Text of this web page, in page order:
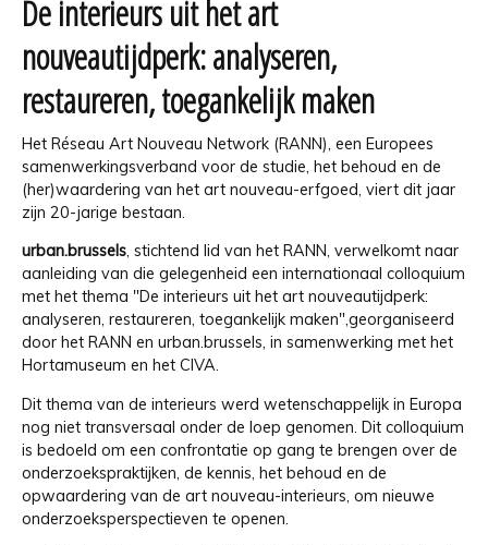
De interieurs uit het art
nouveautijdperk: analyseren,
restaureren, toegankelijk maken
Het Réseau Art Nouveau Network (RANN), een Europees
samenwerkingsverband voor de studie, het behoud en de
(her)waardering van het art nouveau-erfgoed, viert dit jaar
zijn 20-jarige bestaan.
urban.brussels, stichtend lid van het RANN, verwelkomt naar
aanleiding van die gelegenheid een internationaal colloquium
met het thema "De interieurs uit het art nouveautijdperk:
analyseren, restaureren, toegankelijk maken",georganiseerd
door het RANN en urban.brussels, in samenwerking met het
Hortamuseum en het CIVA.
Dit thema van de interieurs werd wetenschappelijk in Europa
nog niet transversaal onder de loep genomen. Dit colloquium
is bedoeld om een confrontatie op gang te brengen over de
onderzoekspraktijken, de kennis, het behoud en de
opwaardering van de art nouveau-interieurs, om nieuwe
onderzoeksperspectieven te openen.